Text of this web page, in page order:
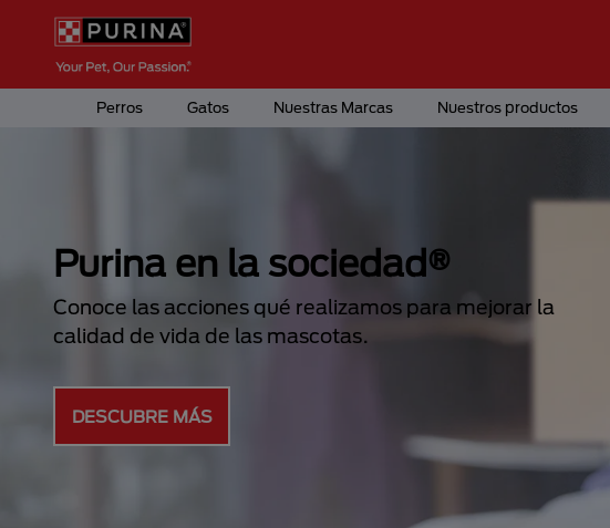
Pasar al contenido principal
Menú Secundario Purina
Menú Principal Purina
Perros Gatos Nuestras Marcas Nuestros productos
Conoce más